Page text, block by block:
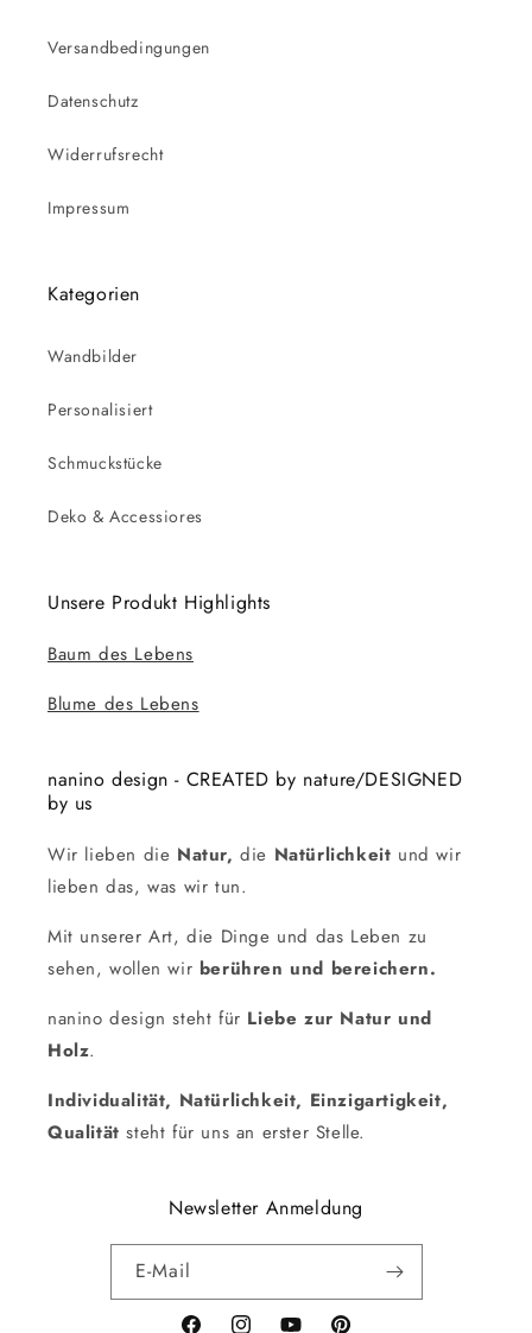
Versandbedingungen
Datenschutz
Widerrufsrecht
Impressum
Kategorien
Wandbilder
Personalisiert
Schmuckstücke
Deko & Accessiores
Unsere Produkt Highlights
Baum des Lebens
Blume des Lebens
nanino design - CREATED by nature/DESIGNED
by us
Wir lieben die Natur, die Natürlichkeit und wir
lieben das, was wir tun.
Mit unserer Art, die Dinge und das Leben zu
sehen, wollen wir berühren und bereichern.
nanino design steht für Liebe zur Natur und
Holz.
Individualität, Natürlichkeit, Einzigartigkeit,
Qualität steht für uns an erster Stelle.
Newsletter Anmeldung
E-Mail